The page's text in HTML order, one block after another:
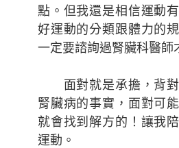
點。但我還是相信運動
好運動的分類跟體力的
一定要諮詢過腎臟科醫師
面對就是承擔，背對
腎臟病的事實，面對可
就會找到解方的！讓我
運動。